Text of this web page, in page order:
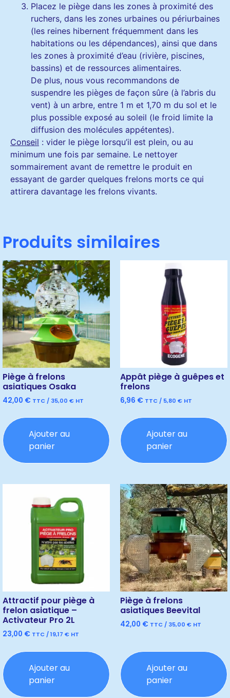
Placez le piège dans les zones à proximité des
ruchers, dans les zones urbaines ou périurbaines
(les reines hibernent fréquemment dans les
habitations ou les dépendances), ainsi que dans
les zones à proximité d’eau (rivière, piscines,
bassins) et de ressources alimentaires.
De plus, nous vous recommandons de
suspendre les pièges de façon sûre (à l’abris du
vent) à un arbre, entre 1 m et 1,70 m du sol et le
plus possible exposé au soleil (le froid limite la
diffusion des molécules appétentes).
Conseil : vider le piège lorsqu’il est plein, ou au
minimum une fois par semaine. Le nettoyer
sommairement avant de remettre le produit en
essayant de garder quelques frelons morts ce qui
attirera davantage les frelons vivants.
Produits similaires
Piège à frelons
asiatiques Osaka
42,00 € TTC / 35,00 € HT
Ajouter au
panier
Appât piège à guêpes et
frelons
6,96 € TTC / 5,80 € HT
Ajouter au
panier
Attractif pour piège à
frelon asiatique –
Activateur Pro 2L
23,00 € TTC /19,17 € HT
Ajouter au
panier
Piège à frelons
asiatiques Beevital
42,00 € TTC / 35,00 € HT
Ajouter au
panier